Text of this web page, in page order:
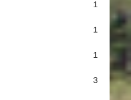
1
1
1
3